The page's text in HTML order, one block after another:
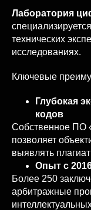
Лаборатория
технических
исследованиях.
Ключевые
Глубокая
кодов
Собственное ПО
позволяет
выявлять
Опыт с
Более 250
арбитражные